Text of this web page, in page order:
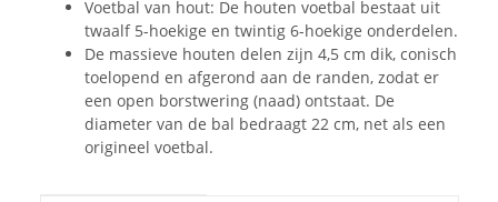
Voetbal van hout: De houten voetbal bestaat uit
twaalf 5-hoekige en twintig 6-hoekige onderdelen.
De massieve houten delen zijn 4,5 cm dik, conisch
toelopend en afgerond aan de randen, zodat er
een open borstwering (naad) ontstaat. De
diameter van de bal bedraagt 22 cm, net als een
origineel voetbal.